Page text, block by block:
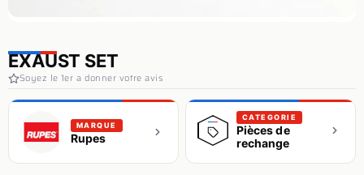
EXAUST SET
Soyez le 1er a donner votre avis
MARQUE
Rupes
CATEGORIE
Pièces de
rechange